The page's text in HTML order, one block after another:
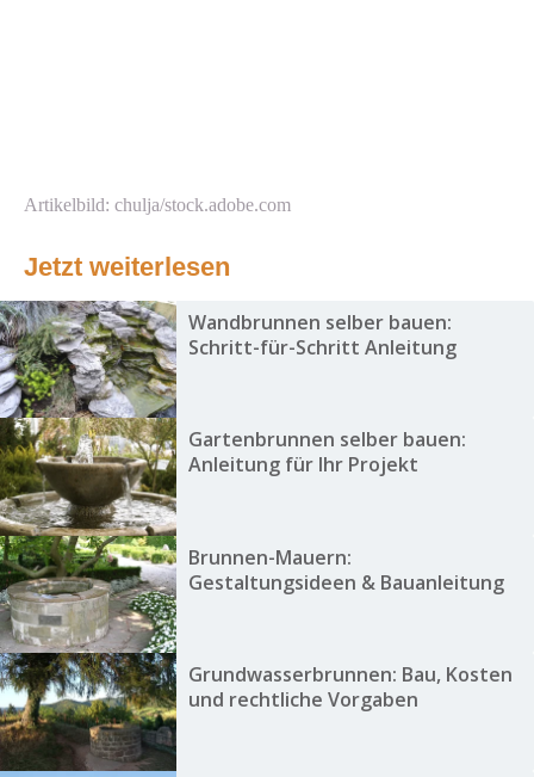
Artikelbild: chulja/stock.adobe.com
Jetzt weiterlesen
Wandbrunnen selber bauen:
Schritt-für-Schritt Anleitung
Gartenbrunnen selber bauen:
Anleitung für Ihr Projekt
Brunnen-Mauern:
Gestaltungsideen & Bauanleitung
Grundwasserbrunnen: Bau, Kosten
und rechtliche Vorgaben